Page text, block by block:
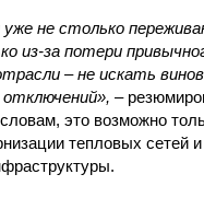
не столько
из-за потери
– не искать
–
это возможно
тепловых сетей